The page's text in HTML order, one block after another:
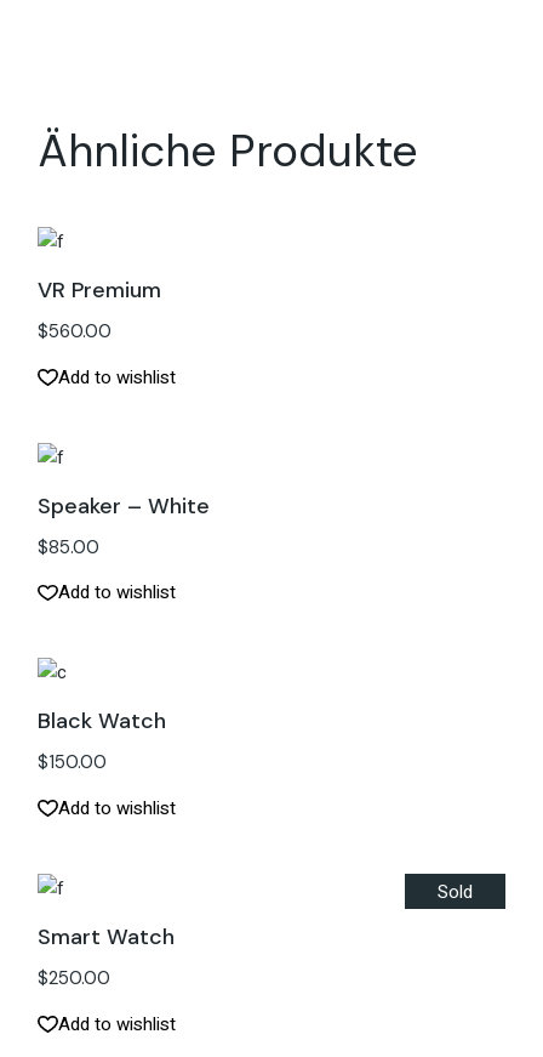
Ähnliche Produkte
VR Premium
$560.00
Add to wishlist
Speaker – White
$85.00
Add to wishlist
Black Watch
$150.00
Add to wishlist
Sold
Smart Watch
$250.00
Add to wishlist